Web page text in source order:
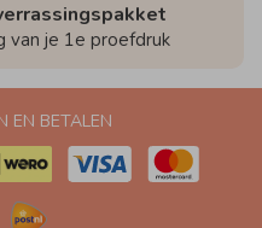
van je 1e proefdruk
EN BETALEN